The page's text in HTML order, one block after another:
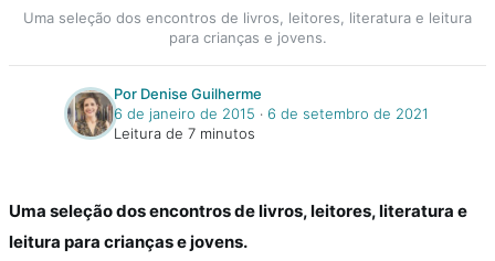
Uma seleção dos encontros de livros, leitores, literatura e leitura
para crianças e jovens.
Por Denise Guilherme
6 de janeiro de 2015 ‧ 6 de setembro de 2021
Leitura de 7 minutos
Uma seleção dos encontros de livros, leitores, literatura e
leitura para crianças e jovens.